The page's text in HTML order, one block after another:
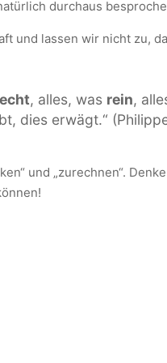
durchaus
und lassen wir nicht zu,
, alles, was rein,
dies erwägt.“
und „zurechnen“.